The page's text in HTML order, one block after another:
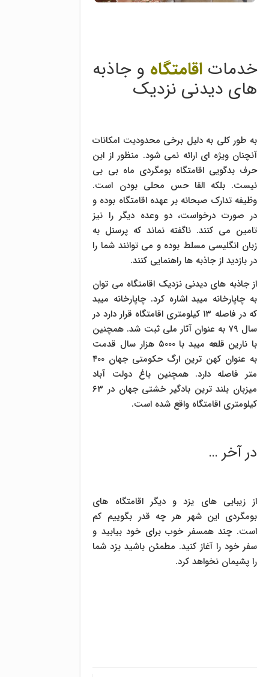
خدماتاقامتگاه و جاذبه
های دیدنی نزدیک
به طور کلی به دلیل برخی محدودیت امکانات
آنچنان ویژه ای ارائه نمی شود. منظور از این
حرف بدگویی اقامتگاه بومگردی ماه بی بی
نیست. بلکه القا حس محلی بودن است.
وظیفه تدارک صبحانه بر عهده اقامتگاه بوده و
در صورت درخواست، دو وعده دیگر را نیز
تامین می کنند. ناگفته نماند که پرسنل به
زبان انگلیسی مسلط بوده و می توانند شما را
در بازدید از جاذبه ها راهنمایی کنند.
از جاذبه های دیدنی نزدیک اقامتگاه می توان
به چاپارخانه میبد اشاره کرد. چاپارخانه میبد
که در فاصله ۱۳ کیلومتری اقامتگاه قرار دارد در
سال ۷۹ به عنوان آثار ملی ثبت شد. همچنین
با نارین قلعه میبد با ۵۰۰۰ هزار سال قدمت
به عنوان کهن ترین ارگ حکومتی جهان ۴۰۰
متر فاصله دارد. همچنین باغ دولت آباد
میزبان بلند ترین بادگیر خشتی جهان در ۶۳
کیلومتری اقامتگاه واقع شده است.
در آخر …
از زیبایی های یزد و دیگر اقامتگاه های
بومگردی این شهر هر چه قدر بگوییم کم
است. چند همسفر خوب برای خود بیابید و
سفر خود را آغاز کنید. مطمئن باشید یزد شما
را پشیمان نخواهد کرد.